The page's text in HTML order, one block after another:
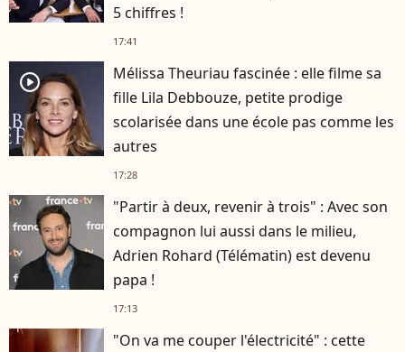
5 chiffres !
17:41
player2
Mélissa Theuriau fascinée : elle filme sa
fille Lila Debbouze, petite prodige
scolarisée dans une école pas comme les
autres
17:28
"Partir à deux, revenir à trois" : Avec son
compagnon lui aussi dans le milieu,
Adrien Rohard (Télématin) est devenu
papa !
17:13
"On va me couper l'électricité" : cette